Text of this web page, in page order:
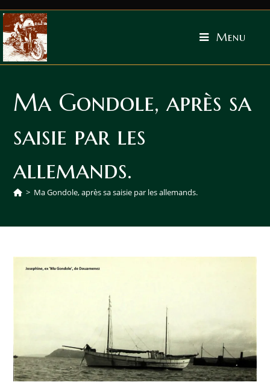
Menu
Ma Gondole, après sa
saisie par les
allemands.
> Ma Gondole, après sa saisie par les allemands.